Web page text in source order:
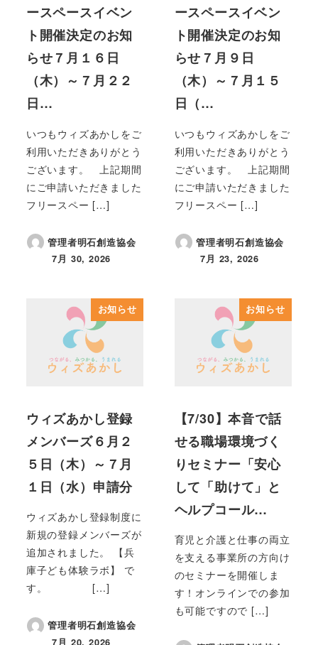
ースペースイベン
ト開催決定のお知
らせ７月１６日
（木）～７月２２
日…
いつもウィズあかしをご
利用いただきありがとう
ございます。 上記期間
にご申請いただきました
フリースペー […]
管理者明石創造協会
投稿日
7月 30, 2026
ースペースイベン
ト開催決定のお知
らせ７月９日
（木）～７月１５
日（…
いつもウィズあかしをご
利用いただきありがとう
ございます。 上記期間
にご申請いただきました
フリースペー […]
管理者明石創造協会
投稿日
7月 23, 2026
お知らせ
ウィズあかし登録
メンバーズ６月２
５日（木）～７月
１日（水）申請分
ウィズあかし登録制度に
新規の登録メンバーズが
追加されました。 【兵
庫子ども体験ラボ】 で
す。 […]
管理者明石創造協会
7月 20, 2026
お知らせ
【7/30】本音で話
せる職場環境づく
りセミナー「安心
して「助けて」と
ヘルプコール…
育児と介護と仕事の両立
を支える事業所の方向け
のセミナーを開催しま
す！オンラインでの参加
も可能ですので […]